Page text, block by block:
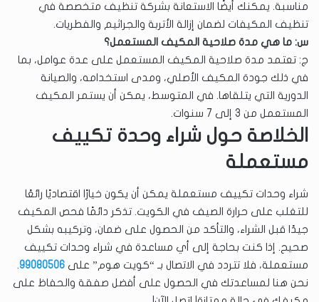
مناسبة. يمكنك أيضًا الاستعانة بشركة تنظيف متخصصة في
تنظيف المكيفات لضمان إزالة الأتربة والجراثيم والفطريات.
س: ما هي مدة صلاحية المكيف المستعمل؟
ج: تعتمد مدة صلاحية المكيف المستعمل على عدة عوامل، بما
في ذلك جودة المكيف الأصلي، ومدى استخدامه، والصيانة
الدورية التي يتلقاها. في المتوسط، يمكن أن يستمر المكيف
المستعمل من 3 إلى 7 سنوات.
الخلاصة حول شراء وحدة تكييف
مستعملة
شراء وحدات تكييف مستعملة يمكن أن يكون خيارًا اقتصاديًا رائعًا
للتغلب على حرارة الصيف في الكويت. تذكر دائمًا فحص المكيف
جيدًا قبل الشراء، والتأكد من الحصول على ضمان، وتركيبه بشكل
صحيح. إذا كنت بحاجة إلى أي مساعدة في شراء وحدات تكييف
مستعملة، فلا تتردد في الاتصال بـ “كويت هوم” على 99080506
.
نحن هنا لمساعدتك في الحصول على أفضل صفقة والحفاظ على